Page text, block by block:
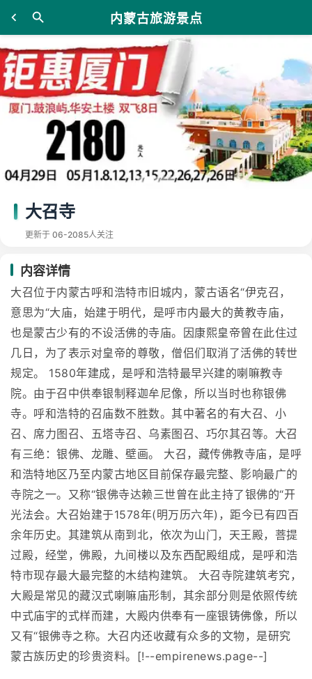
内蒙古旅游景点
大召寺
更新于 06-2085人关注
内容详情
大召位于内蒙古呼和浩特市旧城内，蒙古语名“伊克召，
意思为“大庙，始建于明代，是呼市内最大的黄教寺庙，
也是蒙古少有的不设活佛的寺庙。因康熙皇帝曾在此住过
几日，为了表示对皇帝的尊敬，僧侣们取消了活佛的转世
规定。 1580年建成，是呼和浩特最早兴建的喇嘛教寺
院。由于召中供奉银制释迦牟尼像，所以当时也称银佛
寺。呼和浩特的召庙数不胜数。其中著名的有大召、小
召、席力图召、五塔寺召、乌素图召、巧尔其召等。大召
有三绝：银佛、龙雕、壁画。 大召，藏传佛教寺庙，是呼
和浩特地区乃至内蒙古地区目前保存最完整、影响最广的
寺院之一。又称“银佛寺达赖三世曾在此主持了银佛的“开
光法会。大召始建于1578年(明万历六年)，距今已有四百
余年历史。其建筑从南到北，依次为山门，天王殿，菩提
过殿，经堂，佛殿，九间楼以及东西配殿组成，是呼和浩
特市现存最大最完整的木结构建筑。 大召寺院建筑考究，
大殿是常见的藏汉式喇嘛庙形制，其余部分则是依照传统
中式庙宇的式样而建，大殿内供奉有一座银铸佛像，所以
又有“银佛寺之称。大召内还收藏有众多的文物，是研究
蒙古族历史的珍贵资料。[!--empirenews.page--]